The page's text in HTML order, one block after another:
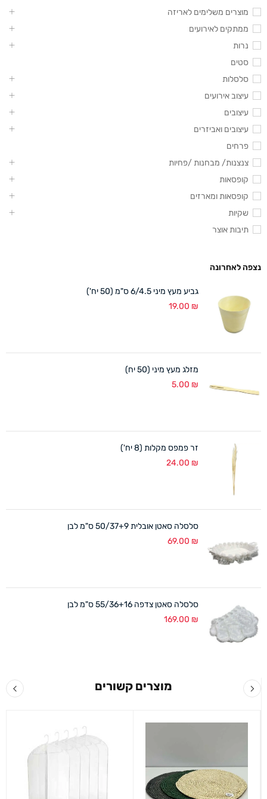
מוצרים משלימים לאריזה
ממתקים לאירועים
נרות
סטים
סלסלות
עיצוב אירועים
עיצובים
עיצובים ואביזרים
פרחים
צנצנות/ מבחנות /פחיות
קופסאות
קופסאות ומארזים
שקיות
תיבות אוצר
נצפה לאחרונה
גביע מעץ מיני 6/4.5 ס"מ (50 יח')
19.00 ₪
מזלג מעץ מיני (50 יח)
5.00 ₪
זר פמפס מקלות (8 יח')
24.00 ₪
סלסלה סאטן אובלית 50/37+9 ס"מ לבן
69.00 ₪
סלסלה סאטן צדפה 55/36+16 ס"מ לבן
169.00 ₪
מוצרים קשורים